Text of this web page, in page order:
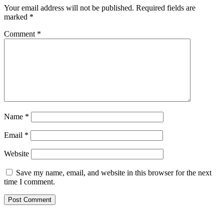
Your email address will not be published. Required fields are
marked *
Comment *
Name *
Email *
Website
Save my name, email, and website in this browser for the next
time I comment.